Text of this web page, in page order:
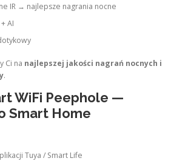
IR → najlepsze nagrania nocne
AI
Ci na najlepszej jakości nagrań nocnych i
.
WiFi Peephole —
Smart Home
Tuya / Smart Life